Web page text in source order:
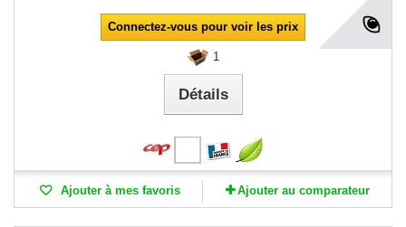
Connectez-vous pour voir les prix
1
Détails
Ajouter à mes favoris Ajouter au comparateur